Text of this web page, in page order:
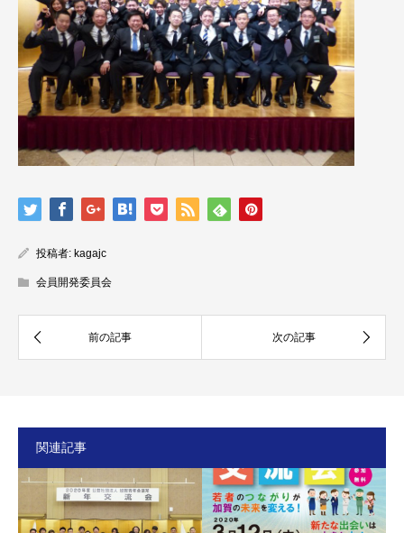
投稿者: kagajc
会員開発委員会
関連記事